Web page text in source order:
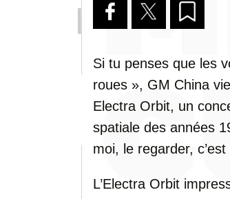
Si tu penses que les
roues », GM China
Electra Orbit, un
spatiale des années
moi, le regarder,
L’Electra Orbit